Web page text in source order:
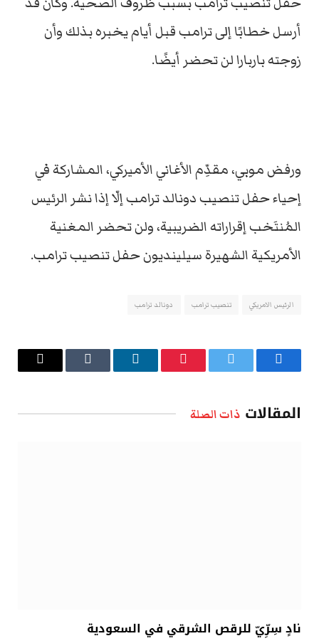
أرسل خطابًا إلى ترامب قبل أيام يخبره بذلك وأن
زوجته باربارا لن تحضر أيضًا.
ورفض موبي، مقدِّم الأغاني الأميركي، المشاركة في
إحياء حفل تنصيب دونالد ترامب إلّا إذا نشر الرئيس
المُنتَخب إقراراته الضريبية، ولن تحضر المغنية
الأمريكية الشهيرة سيلينديون حفل تنصيب ترامب.
الرئيس الامريكي تنصيب ترامب دونالد ترامب
فيسبوك تويتر بينتيريستلينكدإن Tumblr
البريد
المقالات ذات الصلة
نادٍ سِرِّيّ للرقص الشرقي في السعودية